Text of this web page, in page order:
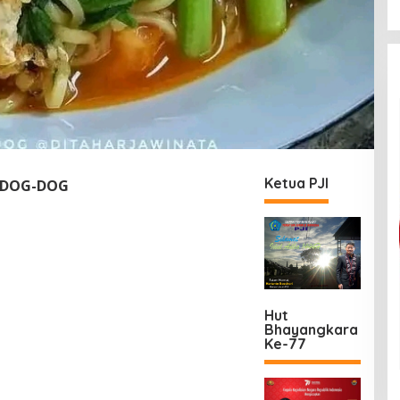
DOG Ketua PJI
Hut
Bhayangkara
Ke-77